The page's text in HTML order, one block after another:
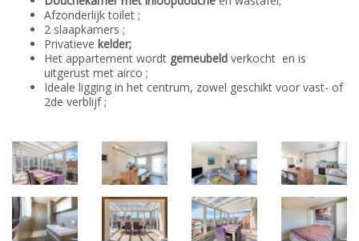
Afzonderlijk toilet ;
2 slaapkamers ;
Privatieve kelder;
Het appartement wordt gemeubeld verkocht en is
uitgerust met airco ;
Ideale ligging in het centrum, zowel geschikt voor vast- of
2de verblijf ;